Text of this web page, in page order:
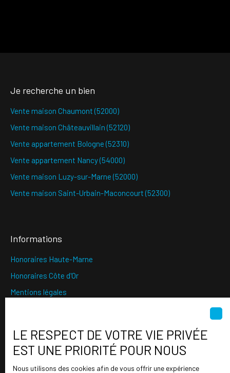
Je recherche un bien
Vente maison Chaumont (52000)
Vente maison Châteauvillain (52120)
Vente appartement Bologne (52310)
Vente appartement Nancy (54000)
Vente maison Luzy-sur-Marne (52000)
Vente maison Saint-Urbain-Maconcourt (52300)
Informations
Honoraires Haute-Marne
Honoraires Côte d'Or
Mentions légales
Gérer les cookies
Propulsé par
LE RESPECT DE VOTRE VIE PRIVÉE
EST UNE PRIORITÉ POUR NOUS
Nous utilisons des cookies afin de vous offrir une expérience